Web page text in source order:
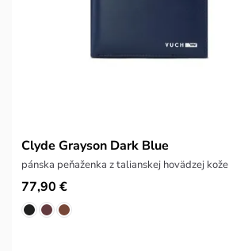
Clyde Grayson Dark Blue
pánska peňaženka z talianskej hovädzej kože
77,90 €